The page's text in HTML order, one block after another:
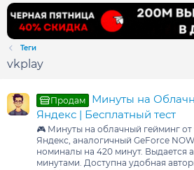
Теги
vkplay
Продам
Минуты на
Яндекс | Бесплатный тест
🎮 Минуты на облачный гейминг
Яндекс, аналогичный GeForce
номиналы на 420 минут. Выдается
минутами. Доступна удобная